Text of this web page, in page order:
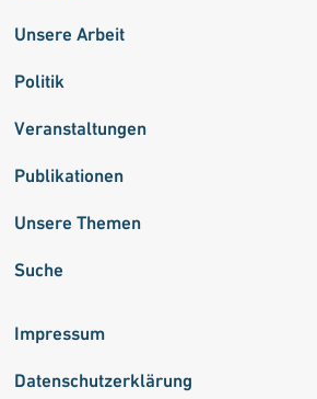
Unsere Arbeit
Politik
Veranstaltungen
Publikationen
Unsere Themen
Suche
Impressum
Datenschutzerklärung